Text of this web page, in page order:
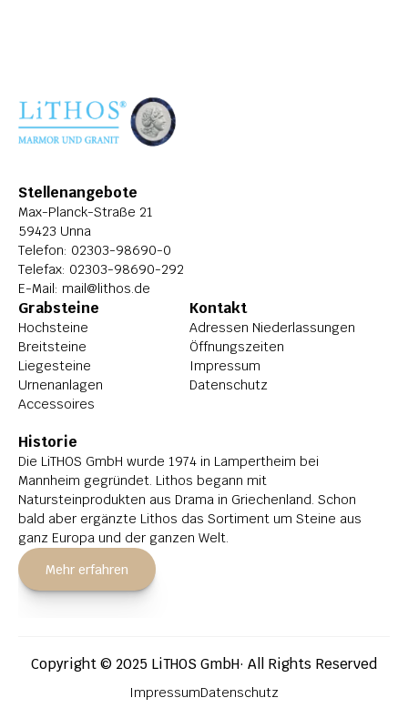
Stellenangebote
Max-Planck-Straße 21
59423 Unna
Telefon: 02303-98690-0
Telefax: 02303-98690-292
E-Mail: mail@lithos.de
Grabsteine
Hochsteine
Breitsteine
Liegesteine
Urnenanlagen
Accessoires
Kontakt
Adressen Niederlassungen
Öffnungszeiten
Impressum
Datenschutz
Historie
Die LiTHOS GmbH wurde 1974 in Lampertheim bei
Mannheim gegründet. Lithos begann mit
Natursteinprodukten aus Drama in Griechenland. Schon
bald aber ergänzte Lithos das Sortiment um Steine aus
ganz Europa und der ganzen Welt.
Mehr erfahren
Copyright © 2025 LiTHOS GmbH· All Rights Reserved
ImpressumDatenschutz